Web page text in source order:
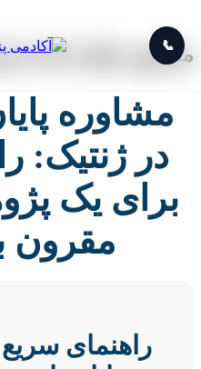
📞
مشاوره پایان نامه
مشاوره
در ژنتیک:
برای یک
مقرون
راهنمای